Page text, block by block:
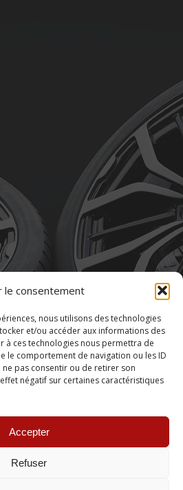
le consentement
nous utilisons des technologies
et/ou accéder aux informations des
à ces technologies nous permettra de
le comportement de navigation ou les ID
ne pas consentir ou de retirer son
négatif sur certaines caractéristiques
Accepter
Refuser